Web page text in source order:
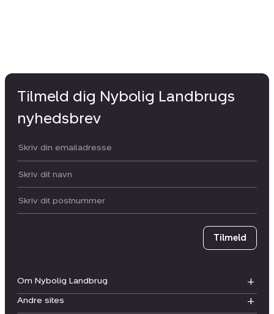
Om Nybolig Landbrug
Andre sites
Tilmeld dig Nybolig Landbrugs
nyhedsbrev
Din email:
Dit navn:
Postnummer
Tilmeld